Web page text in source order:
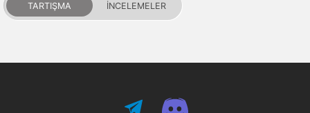
TARTIŞMA İNCELEMELER